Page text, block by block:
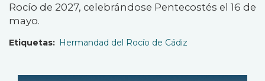
Rocío de 2027, celebrándose Pentecostés el 16 de
mayo.
Etiquetas Hermandad del Rocío de Cádiz